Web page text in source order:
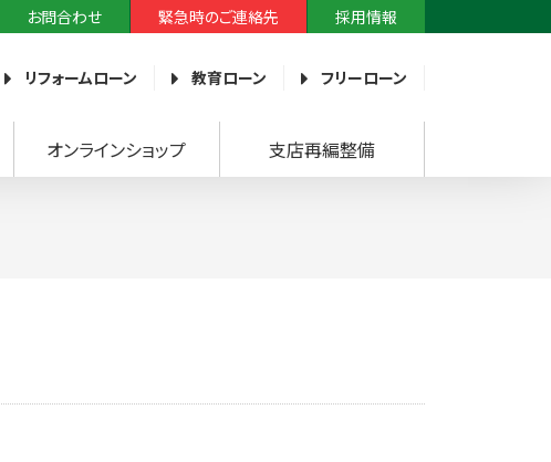
お問合わせ 緊急時のご連絡先 採用情報
リフォームローン 教育ローン フリーローン
オンラインショップ 支店再編整備